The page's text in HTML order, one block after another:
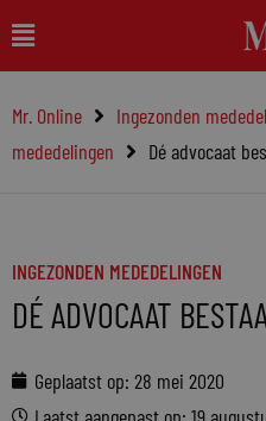
naar
inhoud
Main
Menu
Mr. Online Ingezonden
mededelingen
Dé advocaat
INGEZONDEN MEDEDELINGEN
DÉ ADVOCAAT
Geplaatst op: 28 mei 2020